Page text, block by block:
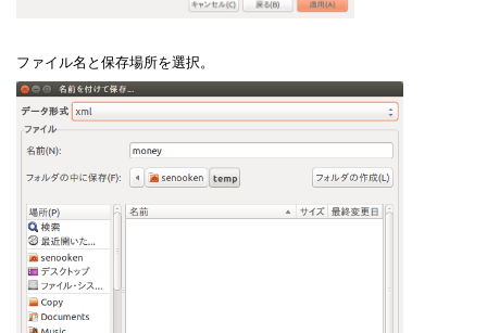
ファイル名と保存場所を選択。